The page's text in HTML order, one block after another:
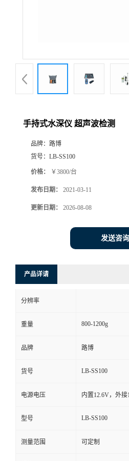
品
系
言
手持式水深仪 超声波检测
品牌： 路博
货号： LB-SS100
价格： ￥3800/台
发布日期： 2021-03-11
更新日期： 2026-08-08
发送咨
产品详请
分辨率
重量 800-1200g
品牌 路博
货号 LB-SS100
电源电压 内置12.6V，外接
型号 LB-SS100
测量范围 可定制